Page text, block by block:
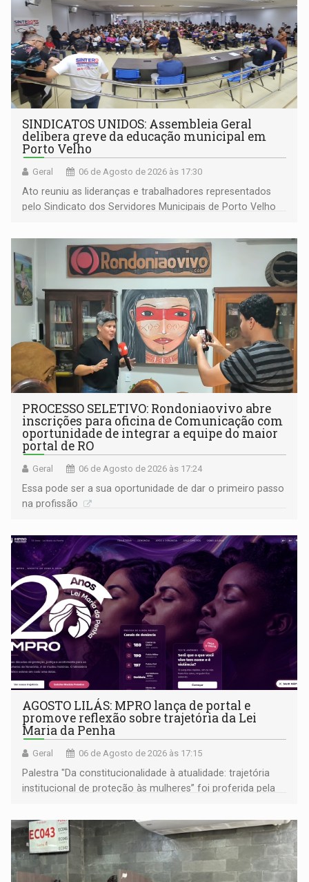
SINDICATOS UNIDOS: Assembleia Geral
delibera greve da educação municipal em
Porto Velho
Geral 06 de Agosto de 2026 às 17:30
Ato reuniu as lideranças e trabalhadores representados
pelo Sindicato dos Servidores Municipais de Porto Velho
PROCESSO SELETIVO: Rondoniaovivo abre
inscrições para oficina de Comunicação com
oportunidade de integrar a equipe do maior
portal de RO
Geral 06 de Agosto de 2026 às 17:24
Essa pode ser a sua oportunidade de dar o primeiro passo
na profissão
AGOSTO LILÁS: MPRO lança de portal e
promove reflexão sobre trajetória da Lei
Maria da Penha
Geral 06 de Agosto de 2026 às 17:15
Palestra "Da constitucionalidade à atualidade: trajetória
institucional de proteção às mulheres” foi proferida pela
Goiás